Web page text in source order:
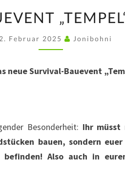
„TEMPEL“
2. Februar 2025 Jonibohni
neue Survival-Bauevent
Besonderheit: Ihr
bauen, sondern
Also auch in